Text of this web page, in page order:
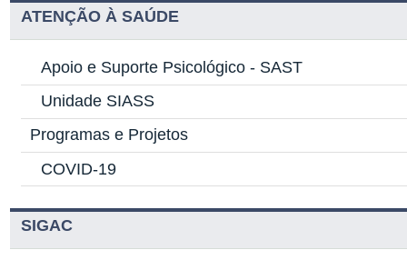
ATENÇÃO À SAÚDE
Apoio e Suporte Psicológico - SAST
Unidade SIASS
Programas e Projetos
COVID-19
SIGAC